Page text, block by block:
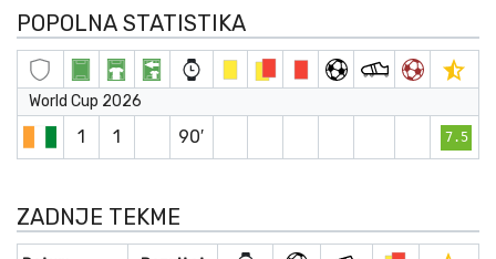
POPOLNA STATISTIKA
World Cup 2026
1 1 90′ 7.5
ZADNJE TEKME